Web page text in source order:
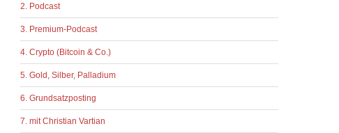
2. Podcast
3. Premium-Podcast
4. Crypto (Bitcoin & Co.)
5. Gold, Silber, Palladium
6. Grundsatzposting
7. mit Christian Vartian